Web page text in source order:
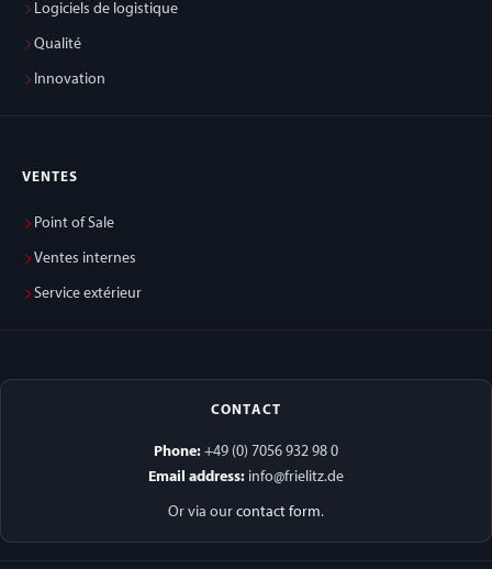
Logiciels de logistique
Qualité
Innovation
VENTES
Point of Sale
Ventes internes
Service extérieur
CONTACT
Phone: +49 (0) 7056 932 98 0
Email address: info@frielitz.de
Or via our contact form.